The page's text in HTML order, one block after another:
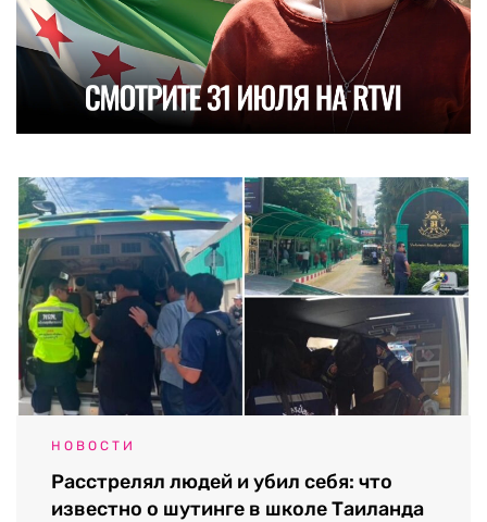
НОВОСТИ
Расстрелял людей и убил себя: что
известно о шутинге в школе Таиланда